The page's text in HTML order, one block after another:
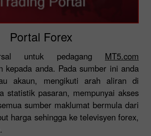
Portal Forex
untuk pedagang MT5.com
kepada anda. Pada sumber ini anda
akaun, mengikuti arah aliran di
statistik pasaran, mempunyai akses
sumber maklumat bermula dari
harga sehingga ke televisyen forex,